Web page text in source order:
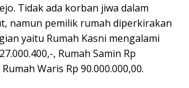
Tidak ada korban jiwa dalam
namun pemilik rumah diperkirakan
yaitu Rumah Kasni mengalami
, Rumah Samin Rp
Waris Rp 90.000.000,00.